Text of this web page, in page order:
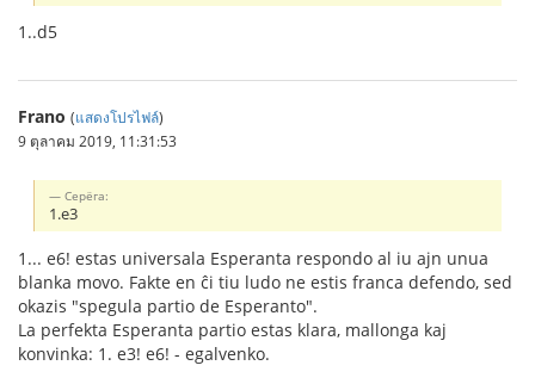
1..d5
Frano (แสดงโปรไฟล์)
9 ตุลาคม 2019, 11:31:53
Серёга:
1.e3
1... e6! estas universala Esperanta respondo al iu ajn unua
blanka movo. Fakte en ĉi tiu ludo ne estis franca defendo, sed
okazis "spegula partio de Esperanto".
La perfekta Esperanta partio estas klara, mallonga kaj
konvinka: 1. e3! e6! - egalvenko.